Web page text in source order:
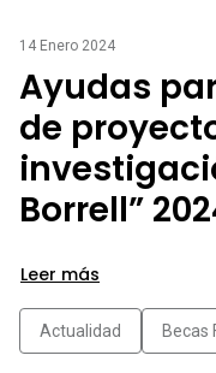
14 Enero 2024
Ayudas
de
Borrell”
Leer más
Actualidad Becas